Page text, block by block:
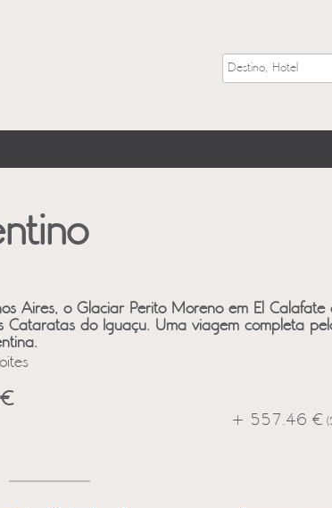
Aires, o Glaciar Perito Moreno em El Calafate
Cataratas do Iguaçu. Uma viagem completa
+ 557.46 €